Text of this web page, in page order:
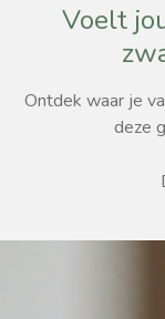
Voelt
Ontdek waar je
deze